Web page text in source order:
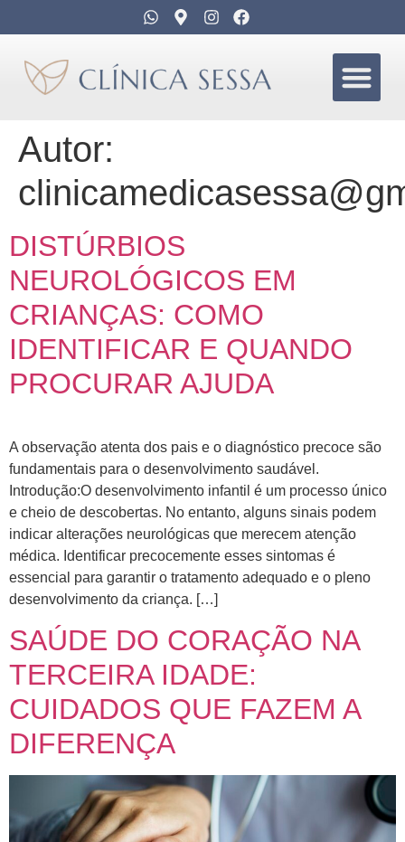
Autor:
DISTÚRBIOS
NEUROLÓGICOS EM
CRIANÇAS: COMO
IDENTIFICAR E QUANDO
PROCURAR AJUDA
A observação atenta dos pais e o diagnóstico precoce são
fundamentais para o desenvolvimento saudável.
Introdução:O desenvolvimento infantil é um processo único
e cheio de descobertas. No entanto, alguns sinais podem
indicar alterações neurológicas que merecem atenção
médica. Identificar precocemente esses sintomas é
essencial para garantir o tratamento adequado e o pleno
desenvolvimento da criança. […]
SAÚDE DO CORAÇÃO NA
TERCEIRA IDADE:
CUIDADOS QUE FAZEM A
DIFERENÇA